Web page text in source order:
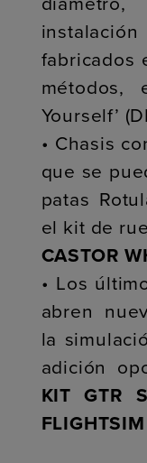
fabricados
Yourself’
• Chasis
que se
patas
el kit de
CASTOR
• Los
abren
la
adición
KIT GTR